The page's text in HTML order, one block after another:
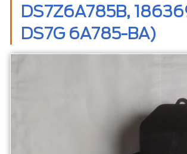
DS7Z6A785B,
DS7G 6A785-BA)